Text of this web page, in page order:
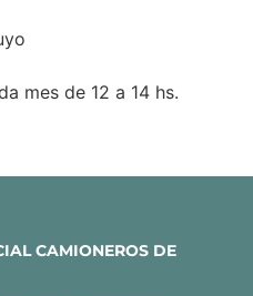
mes de 12 a 14 hs.
CAMIONEROS DE